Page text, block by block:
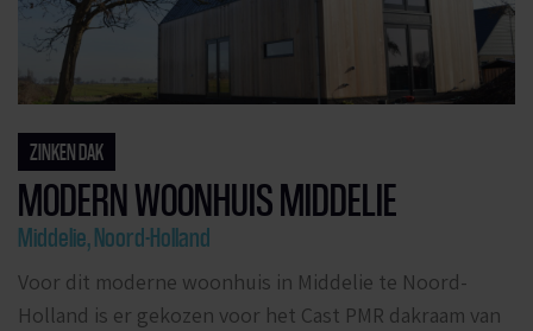
ZINKEN DAK
MODERN WOONHUIS MIDDELIE
Middelie, Noord-Holland
Voor dit moderne woonhuis in Middelie te Noord-
Holland is er gekozen voor het Cast PMR dakraam van